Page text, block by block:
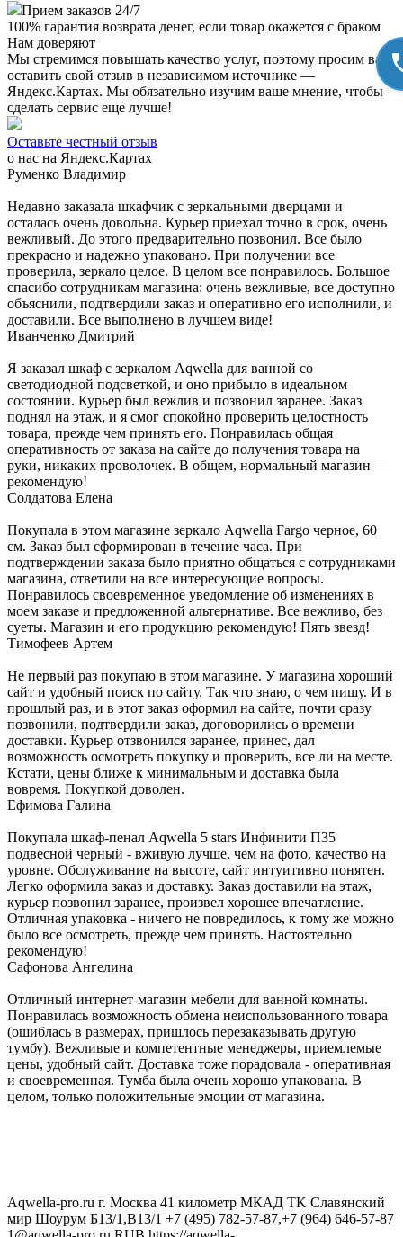
Прием заказов 24/7
100% гарантия возврата денег, если товар окажется с браком
Нам доверяют
Мы стремимся повышать качество услуг, поэтому просим вас
оставить свой отзыв в независимом источнике —
Яндекс.Картах. Мы обязательно изучим ваше мнение, чтобы
сделать сервис еще лучше!
Оставьте честный отзыв
о нас на Яндекс.Картах
Руменко Владимир
Недавно заказала шкафчик с зеркальными дверцами и
осталась очень довольна. Курьер приехал точно в срок, очень
вежливый. До этого предварительно позвонил. Все было
прекрасно и надежно упаковано. При получении все
проверила, зеркало целое. В целом все понравилось. Большое
спасибо сотрудникам магазина: очень вежливые, все доступно
объяснили, подтвердили заказ и оперативно его исполнили, и
доставили. Все выполнено в лучшем виде!
Иванченко Дмитрий
Я заказал шкаф с зеркалом Aqwella для ванной со
светодиодной подсветкой, и оно прибыло в идеальном
состоянии. Курьер был вежлив и позвонил заранее. Заказ
поднял на этаж, и я смог спокойно проверить целостность
товара, прежде чем принять его. Понравилась общая
оперативность от заказа на сайте до получения товара на
руки, никаких проволочек. В общем, нормальный магазин —
рекомендую!
Солдатова Елена
Покупала в этом магазине зеркало Aqwella Fargo черное, 60
см. Заказ был сформирован в течение часа. При
подтверждении заказа было приятно общаться с сотрудниками
магазина, ответили на все интересующие вопросы.
Понравилось своевременное уведомление об изменениях в
моем заказе и предложенной альтернативе. Все вежливо, без
суеты. Магазин и его продукцию рекомендую! Пять звезд!
Тимофеев Артем
Не первый раз покупаю в этом магазине. У магазина хороший
сайт и удобный поиск по сайту. Так что знаю, о чем пишу. И в
прошлый раз, и в этот заказ оформил на сайте, почти сразу
позвонили, подтвердили заказ, договорились о времени
доставки. Курьер отзвонился заранее, принес, дал
возможность осмотреть покупку и проверить, все ли на месте.
Кстати, цены ближе к минимальным и доставка была
вовремя. Покупкой доволен.
Ефимова Галина
Покупала шкаф-пенал Aqwella 5 stars Инфинити П35
подвесной черный - вживую лучше, чем на фото, качество на
уровне. Обслуживание на высоте, сайт интуитивно понятен.
Легко оформила заказ и доставку. Заказ доставили на этаж,
курьер позвонил заранее, произвел хорошее впечатление.
Отличная упаковка - ничего не повредилось, к тому же можно
было все осмотреть, прежде чем принять. Настоятельно
рекомендую!
Сафонова Ангелина
Отличный интернет-магазин мебели для ванной комнаты.
Понравилась возможность обмена неиспользованного товара
(ошиблась в размерах, пришлось перезаказывать другую
тумбу). Вежливые и компетентные менеджеры, приемлемые
цены, удобный сайт. Доставка тоже порадовала - оперативная
и своевременная. Тумба была очень хорошо упакована. В
целом, только положительные эмоции от магазина.
Aqwella-pro.ru г. Москва 41 километр МКАД TK Славянский
мир Шоурум Б13/1,В13/1 +7 (495) 782-57-87,+7 (964) 646-57-87